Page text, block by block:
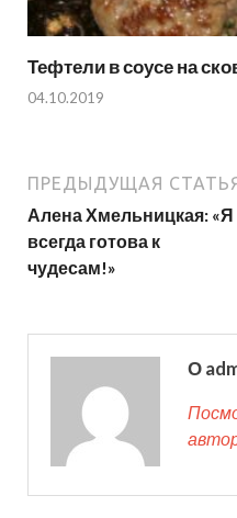
Тефтели в соусе на
04.10.2019
ПРЕДЫДУЩАЯ
Алена Хмельницкая: «Я
всегда готова к
чудесам!»
О